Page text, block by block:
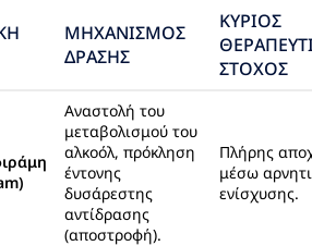
ΜΗΧΑΝΙΣΜΌΣ
ΔΡΆΣΗΣ
ΚΎΡΙΟΣ
ΣΤΌΧΟΣ
Αναστολή του
μεταβολισμού του
αλκοόλ, πρόκληση
έντονης
δυσάρεστης
αντίδρασης
(αποστροφή).
Πλήρης
μέσω
ενίσχυσης.